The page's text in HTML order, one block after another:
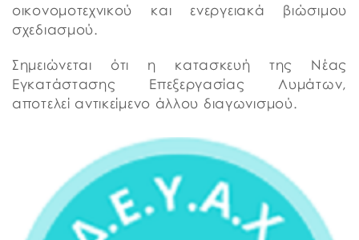
οικονομοτεχνικού και ενεργειακά βιώσιμου
σχεδιασμού.
Σημειώνεται ότι η κατασκευή της Νέας
Εγκατάστασης Επεξεργασίας Λυμάτων,
αποτελεί αντικείμενο άλλου διαγωνισμού.